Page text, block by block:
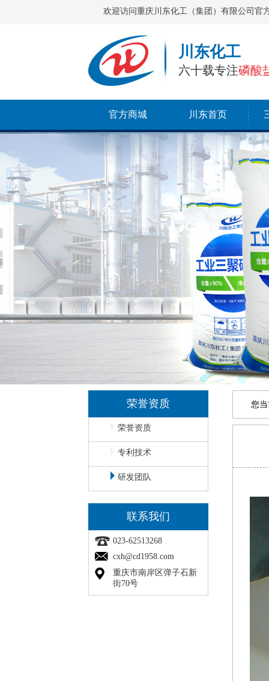
欢迎访问重庆川东化工（集团）有限公司官
川东化工
六十载专注磷酸
官方商城 川东首页
荣誉资质
荣誉资质
专利技术
研发团队
联系我们
023-62513268
cxh@cd1958.com
重庆市南岸区弹子石新
街70号
您